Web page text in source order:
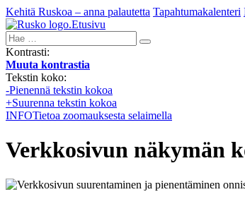
Kehitä Ruskoa – anna palautetta Tapahtumakalenteri
Etusivu
Hae:
Kontrasti:
Muuta kontrastia
Tekstin koko:
-Pienennä tekstin kokoa
+Suurenna tekstin kokoa
INFOTietoa zoomauksesta selaimella
Verkkosivun näkymän